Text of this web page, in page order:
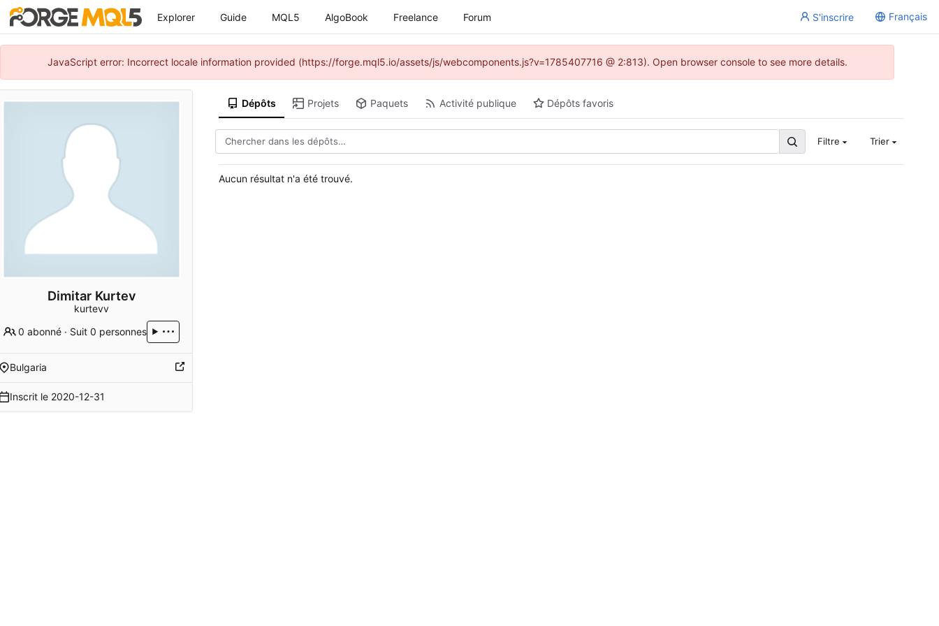
Explorer Guide MQL5 AlgoBook Freelance Forum S'inscrire Français
JavaScript error: Incorrect locale information provided (https://forge.mql5.io/assets/js/webcomponents.js?v=1785407716 @ 2:813). Open browser console to see more details.
Dimitar Kurtev
kurtevv
0 abonné · Suit 0 personnes
Bulgaria
Inscrit le 2020-12-31
Dépôts Projets Paquets Activité publique Dépôts favoris
Filtre Trier
Aucun résultat n'a été trouvé.